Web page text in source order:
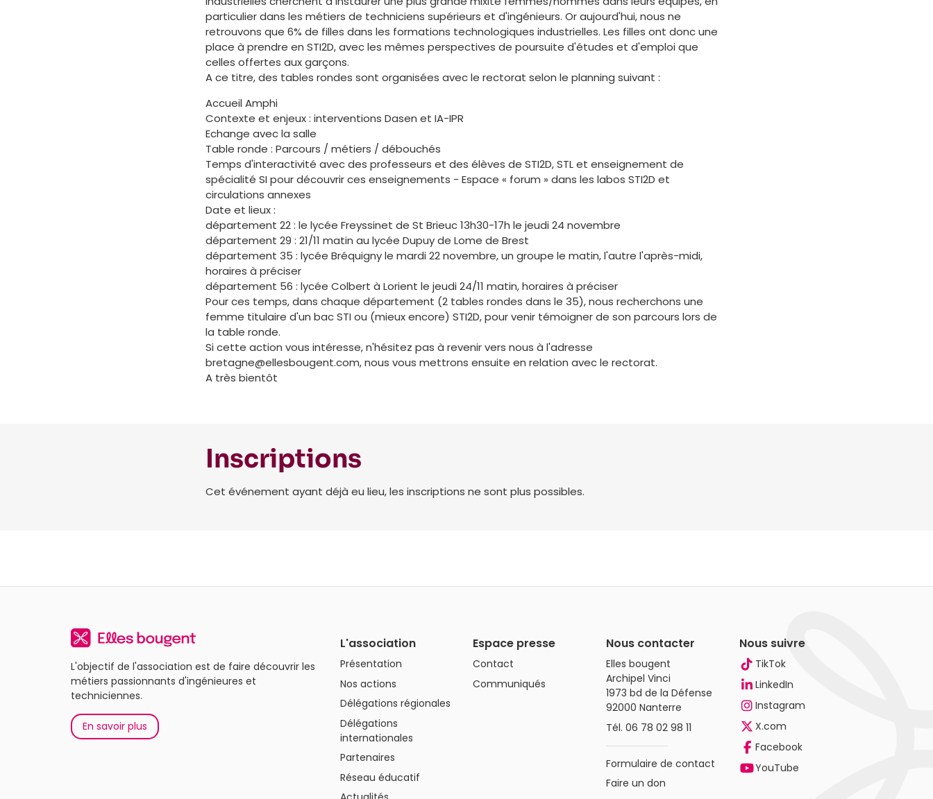
particulier dans les métiers de techniciens supérieurs et d'ingénieurs. Or aujourd'hui, nous ne
retrouvons que 6% de filles dans les formations technologiques industrielles. Les filles ont donc une
place à prendre en STI2D, avec les mêmes perspectives de poursuite d'études et d'emploi que
celles offertes aux garçons.
A ce titre, des tables rondes sont organisées avec le rectorat selon le planning suivant :
Accueil Amphi
Contexte et enjeux : interventions Dasen et IA-IPR
Echange avec la salle
Table ronde : Parcours / métiers / débouchés
Temps d'interactivité avec des professeurs et des élèves de STI2D, STL et enseignement de
spécialité SI pour découvrir ces enseignements - Espace « forum » dans les labos STI2D et
circulations annexes
Date et lieux :
département 22 : le lycée Freyssinet de St Brieuc 13h30-17h le jeudi 24 novembre
département 29 : 21/11 matin au lycée Dupuy de Lome de Brest
département 35 : lycée Bréquigny le mardi 22 novembre, un groupe le matin, l'autre l'après-midi,
horaires à préciser
département 56 : lycée Colbert à Lorient le jeudi 24/11 matin, horaires à préciser
Pour ces temps, dans chaque département (2 tables rondes dans le 35), nous recherchons une
femme titulaire d'un bac STI ou (mieux encore) STI2D, pour venir témoigner de son parcours lors de
la table ronde.
Si cette action vous intéresse, n'hésitez pas à revenir vers nous à l'adresse
bretagne@ellesbougent.com, nous vous mettrons ensuite en relation avec le rectorat.
A très bientôt
Inscriptions
Cet événement ayant déjà eu lieu, les inscriptions ne sont plus possibles.
L'objectif de l'association est de faire découvrir les
métiers passionnants d'ingénieures et
techniciennes.
En savoir plus
L'association
Présentation
Nos actions
Délégations régionales
Délégations
internationales
Partenaires
Réseau éducatif
Espace presse
Contact
Communiqués
Nous contacter
Elles bougent
Archipel Vinci
1973 bd de la Défense
92000 Nanterre
Tél.06 78 02 98 11
Formulaire de contact
Faire un don
Nous suivre
TikTok
LinkedIn
Instagram
X.com
Facebook
YouTube